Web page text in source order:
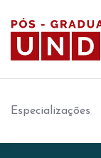
Especializações